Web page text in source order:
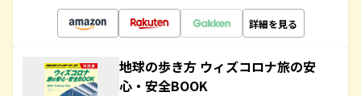
詳細を見る
地球の歩き方 ウィズコロナ旅の安
心・安全BOOK